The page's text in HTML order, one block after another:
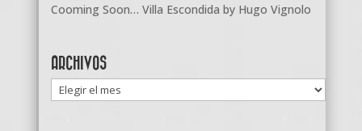
Cooming Soon… Villa Escondida by Hugo Vignolo
ARCHIVOS
Archivos